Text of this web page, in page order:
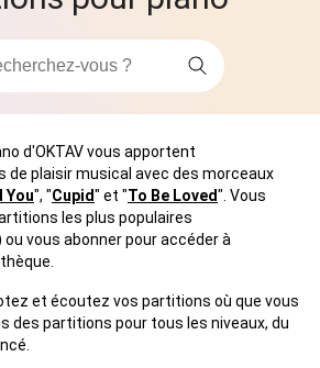
d'OKTAV vous apportent
de plaisir musical avec des morceaux
You", "Cupid" et "To Be Loved". Vous
les plus populaires
vous abonner pour accéder à
et écoutez vos partitions où que vous
des partitions pour tous les niveaux, du